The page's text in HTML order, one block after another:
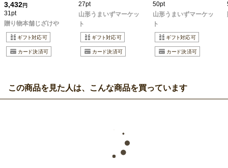
3,432円
31pt
贈り物本舗じざけや
27pt
山形うまいずマーケッ
ト
50pt
山形うまいずマーケッ
ト
この商品を見た人は、こんな商品を買っています